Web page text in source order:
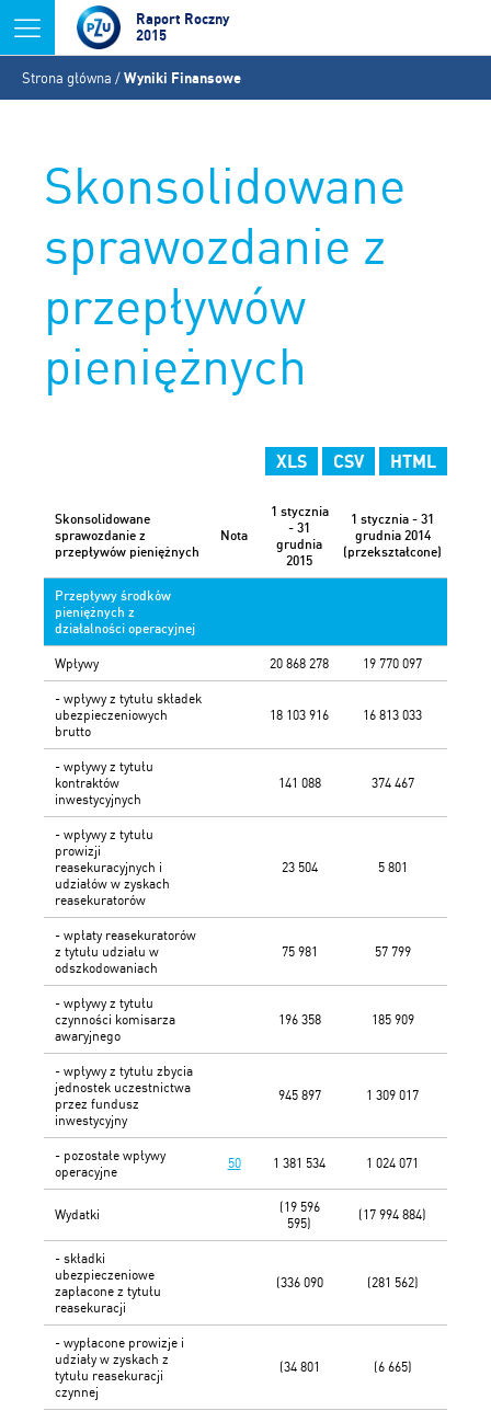
Jump to navigation
Raport Roczny
2015
Jesteś
tutaj
Strona główna /Wyniki Finansowe
Skonsolidowane
sprawozdanie z
przepływów
pieniężnych
XLS CSV HTML
Skonsolidowane
sprawozdanie z
przepływów pieniężnych
Nota
1 stycznia
- 31
grudnia
2015
1 stycznia - 31
grudnia 2014
(przekształcone)
Przepływy środków
pieniężnych z
działalności operacyjnej
Wpływy 20 868 278 19 770 097
- wpływy z tytułu składek
ubezpieczeniowych
brutto
18 103 916 16 813 033
- wpływy z tytułu
kontraktów
inwestycyjnych
141 088 374 467
- wpływy z tytułu
prowizji
reasekuracyjnych i
udziałów w zyskach
reasekuratorów
23 504 5 801
- wpłaty reasekuratorów
z tytułu udziału w
odszkodowaniach
75 981 57 799
- wpływy z tytułu
czynności komisarza
awaryjnego
196 358 185 909
- wpływy z tytułu zbycia
jednostek uczestnictwa
przez fundusz
inwestycyjny
945 897 1 309 017
- pozostałe wpływy
operacyjne
50 1 381 534 1 024 071
Wydatki
(19 596
595)
(17 994 884)
- składki
ubezpieczeniowe
zapłacone z tytułu
reasekuracji
(336 090 (281 562)
- wypłacone prowizje i
udziały w zyskach z
tytułu reasekuracji
czynnej
(34 801 (6 665)